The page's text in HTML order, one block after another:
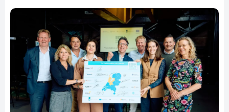
EK
EEN
EVEN
EMEN
T
OVER
ZICHT
VAN
FUTU
HEAL
TH
VENT
URES
EART
H
VENT
NATIO
NALIS
EREN
GA
MEE
OP
HAND
ELSMI
SSIE
DOWNLOADS
ALLE MEDIA
ANDERE PAGINA’S
OVER ONS
WERKEN BIJ
VEELGESTELDE VRAGEN